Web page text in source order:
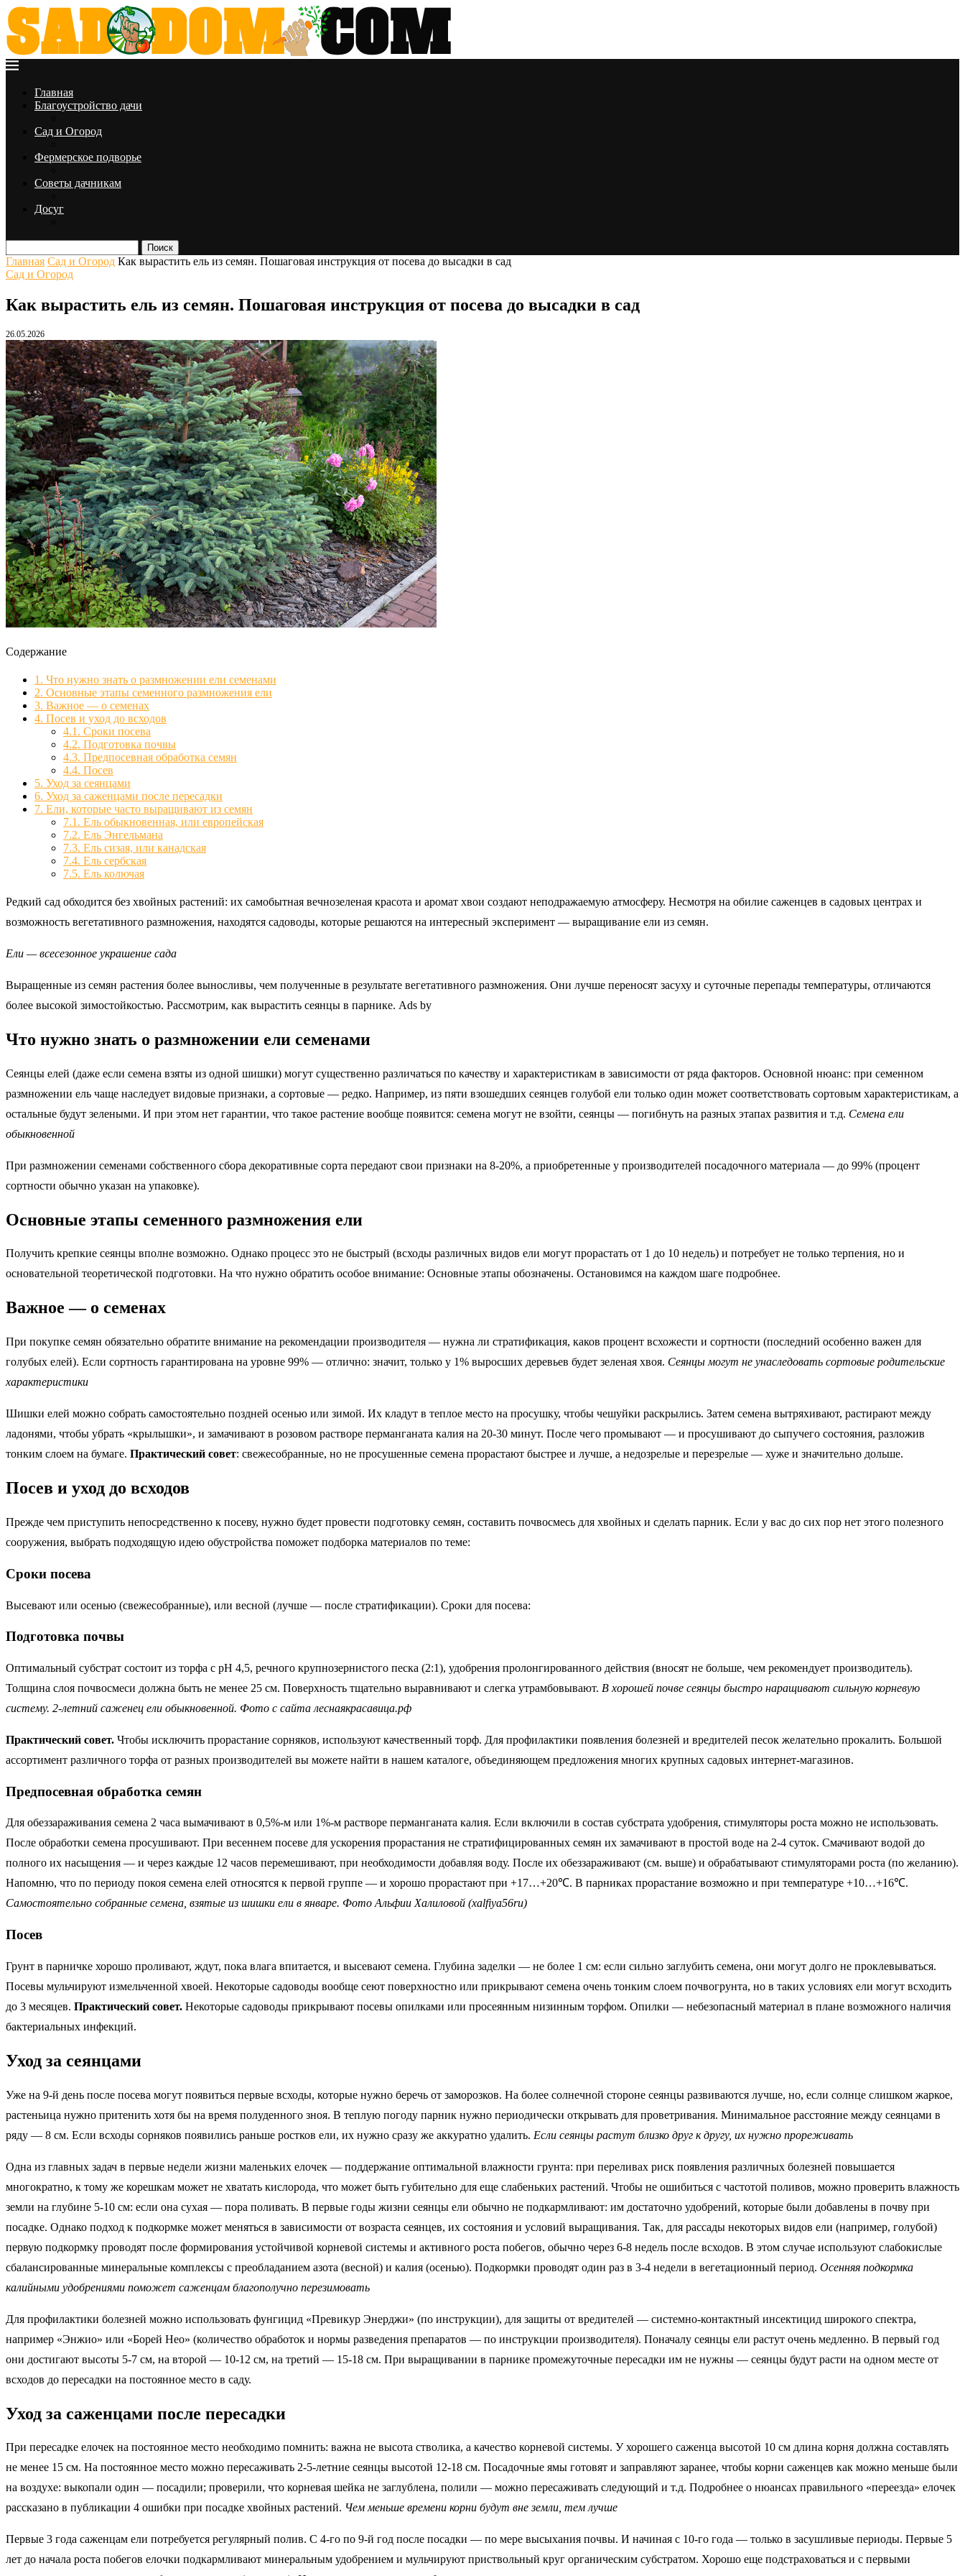
Главная
Благоустройство дачи
Сад и Огород
Фермерское подворье
Советы дачникам
Досуг
Поиск
Главная Сад и Огород Как вырастить ель из семян. Пошаговая инструкция от посева до высадки в сад
Сад и Огород
Как вырастить ель из семян. Пошаговая инструкция от посева до высадки в сад
26.05.2026
Содержание
1. Что нужно знать о размножении ели семенами
2. Основные этапы семенного размножения ели
3. Важное — о семенах
4. Посев и уход до всходов
4.1. Сроки посева
4.2. Подготовка почвы
4.3. Предпосевная обработка семян
4.4. Посев
5. Уход за сеянцами
6. Уход за саженцами после пересадки
7. Ели, которые часто выращивают из семян
7.1. Ель обыкновенная, или европейская
7.2. Ель Энгельмана
7.3. Ель сизая, или канадская
7.4. Ель сербская
7.5. Ель колючая
Редкий сад обходится без хвойных растений: их самобытная вечнозеленая красота и аромат хвои создают неподражаемую атмосферу. Несмотря на обилие саженцев в садовых центрах и
возможность вегетативного размножения, находятся садоводы, которые решаются на интересный эксперимент — выращивание ели из семян.
Ели — всесезонное украшение сада
Выращенные из семян растения более выносливы, чем полученные в результате вегетативного размножения. Они лучше переносят засуху и суточные перепады температуры, отличаются
более высокой зимостойкостью. Рассмотрим, как вырастить сеянцы в парнике. Ads by
Что нужно знать о размножении ели семенами
Сеянцы елей (даже если семена взяты из одной шишки) могут существенно различаться по качеству и характеристикам в зависимости от ряда факторов. Основной нюанс: при семенном
размножении ель чаще наследует видовые признаки, а сортовые — редко. Например, из пяти взошедших сеянцев голубой ели только один может соответствовать сортовым характеристикам, а
остальные будут зелеными. И при этом нет гарантии, что такое растение вообще появится: семена могут не взойти, сеянцы — погибнуть на разных этапах развития и т.д. Семена ели
обыкновенной
При размножении семенами собственного сбора декоративные сорта передают свои признаки на 8-20%, а приобретенные у производителей посадочного материала — до 99% (процент
сортности обычно указан на упаковке).
Основные этапы семенного размножения ели
Получить крепкие сеянцы вполне возможно. Однако процесс это не быстрый (всходы различных видов ели могут прорастать от 1 до 10 недель) и потребует не только терпения, но и
основательной теоретической подготовки. На что нужно обратить особое внимание: Основные этапы обозначены. Остановимся на каждом шаге подробнее.
Важное — о семенах
При покупке семян обязательно обратите внимание на рекомендации производителя — нужна ли стратификация, каков процент всхожести и сортности (последний особенно важен для
голубых елей). Если сортность гарантирована на уровне 99% — отлично: значит, только у 1% выросших деревьев будет зеленая хвоя. Сеянцы могут не унаследовать сортовые родительские
характеристики
Шишки елей можно собрать самостоятельно поздней осенью или зимой. Их кладут в теплое место на просушку, чтобы чешуйки раскрылись. Затем семена вытряхивают, растирают между
ладонями, чтобы убрать «крылышки», и замачивают в розовом растворе перманганата калия на 20-30 минут. После чего промывают — и просушивают до сыпучего состояния, разложив
тонким слоем на бумаге. Практический совет: свежесобранные, но не просушенные семена прорастают быстрее и лучше, а недозрелые и перезрелые — хуже и значительно дольше.
Посев и уход до всходов
Прежде чем приступить непосредственно к посеву, нужно будет провести подготовку семян, составить почвосмесь для хвойных и сделать парник. Если у вас до сих пор нет этого полезного
сооружения, выбрать подходящую идею обустройства поможет подборка материалов по теме:
Сроки посева
Высевают или осенью (свежесобранные), или весной (лучше — после стратификации). Сроки для посева:
Подготовка почвы
Оптимальный субстрат состоит из торфа с рН 4,5, речного крупнозернистого песка (2:1), удобрения пролонгированного действия (вносят не больше, чем рекомендует производитель).
Толщина слоя почвосмеси должна быть не менее 25 см. Поверхность тщательно выравнивают и слегка утрамбовывают. В хорошей почве сеянцы быстро наращивают сильную корневую
систему. 2-летний саженец ели обыкновенной. Фото с сайта леснаякрасавица.рф
Практический совет. Чтобы исключить прорастание сорняков, используют качественный торф. Для профилактики появления болезней и вредителей песок желательно прокалить. Большой
ассортимент различного торфа от разных производителей вы можете найти в нашем каталоге, объединяющем предложения многих крупных садовых интернет-магазинов.
Предпосевная обработка семян
Для обеззараживания семена 2 часа вымачивают в 0,5%-м или 1%-м растворе перманганата калия. Если включили в состав субстрата удобрения, стимуляторы роста можно не использовать.
После обработки семена просушивают. При весеннем посеве для ускорения прорастания не стратифицированных семян их замачивают в простой воде на 2-4 суток. Смачивают водой до
полного их насыщения — и через каждые 12 часов перемешивают, при необходимости добавляя воду. После их обеззараживают (см. выше) и обрабатывают стимуляторами роста (по желанию).
Напомню, что по периоду покоя семена елей относятся к первой группе — и хорошо прорастают при +17…+20℃. В парниках прорастание возможно и при температуре +10…+16℃.
Самостоятельно собранные семена, взятые из шишки ели в январе. Фото Альфии Халиловой (xalfiya56ru)
Посев
Грунт в парничке хорошо проливают, ждут, пока влага впитается, и высевают семена. Глубина заделки — не более 1 см: если сильно заглубить семена, они могут долго не проклевываться.
Посевы мульчируют измельченной хвоей. Некоторые садоводы вообще сеют поверхностно или прикрывают семена очень тонким слоем почвогрунта, но в таких условиях ели могут всходить
до 3 месяцев. Практический совет. Некоторые садоводы прикрывают посевы опилками или просеянным низинным торфом. Опилки — небезопасный материал в плане возможного наличия
бактериальных инфекций.
Уход за сеянцами
Уже на 9-й день после посева могут появиться первые всходы, которые нужно беречь от заморозков. На более солнечной стороне сеянцы развиваются лучше, но, если солнце слишком жаркое,
растеньица нужно притенить хотя бы на время полуденного зноя. В теплую погоду парник нужно периодически открывать для проветривания. Минимальное расстояние между сеянцами в
ряду — 8 см. Если всходы сорняков появились раньше ростков ели, их нужно сразу же аккуратно удалить. Если сеянцы растут близко друг к другу, их нужно прореживать
Одна из главных задач в первые недели жизни маленьких елочек — поддержание оптимальной влажности грунта: при переливах риск появления различных болезней повышается
многократно, к тому же корешкам может не хватать кислорода, что может быть губительно для еще слабеньких растений. Чтобы не ошибиться с частотой поливов, можно проверить влажность
земли на глубине 5-10 см: если она сухая — пора поливать. В первые годы жизни сеянцы ели обычно не подкармливают: им достаточно удобрений, которые были добавлены в почву при
посадке. Однако подход к подкормке может меняться в зависимости от возраста сеянцев, их состояния и условий выращивания. Так, для рассады некоторых видов ели (например, голубой)
первую подкормку проводят после формирования устойчивой корневой системы и активного роста побегов, обычно через 6-8 недель после всходов. В этом случае используют слабокислые
сбалансированные минеральные комплексы с преобладанием азота (весной) и калия (осенью). Подкормки проводят один раз в 3-4 недели в вегетационный период. Осенняя подкормка
калийными удобрениями поможет саженцам благополучно перезимовать
Для профилактики болезней можно использовать фунгицид «Превикур Энерджи» (по инструкции), для защиты от вредителей — системно-контактный инсектицид широкого спектра,
например «Энжио» или «Борей Нео» (количество обработок и нормы разведения препаратов — по инструкции производителя). Поначалу сеянцы ели растут очень медленно. В первый год
они достигают высоты 5-7 см, на второй — 10-12 см, на третий — 15-18 см. При выращивании в парнике промежуточные пересадки им не нужны — сеянцы будут расти на одном месте от
всходов до пересадки на постоянное место в саду.
Уход за саженцами после пересадки
При пересадке елочек на постоянное место необходимо помнить: важна не высота стволика, а качество корневой системы. У хорошего саженца высотой 10 см длина корня должна составлять
не менее 15 см. На постоянное место можно пересаживать 2-5-летние сеянцы высотой 12-18 см. Посадочные ямы готовят и заправляют заранее, чтобы корни саженцев как можно меньше были
на воздухе: выкопали один — посадили; проверили, что корневая шейка не заглублена, полили — можно пересаживать следующий и т.д. Подробнее о нюансах правильного «переезда» елочек
рассказано в публикации 4 ошибки при посадке хвойных растений. Чем меньше времени корни будут вне земли, тем лучше
Первые 3 года саженцам ели потребуется регулярный полив. С 4-го по 9-й год после посадки — по мере высыхания почвы. И начиная с 10-го года — только в засушливые периоды. Первые 5
лет до начала роста побегов елочки подкармливают минеральным удобрением и мульчируют приствольный круг органическим субстратом. Хорошо еще подстраховаться и с первыми